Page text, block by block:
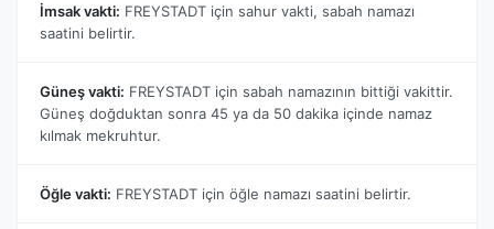
İmsak vakti: FREYSTADT için sahur vakti, sabah namazı
saatini belirtir.
Güneş vakti: FREYSTADT için sabah namazının bittiği vakittir.
Güneş doğduktan sonra 45 ya da 50 dakika içinde namaz
kılmak mekruhtur.
Öğle vakti: FREYSTADT için öğle namazı saatini belirtir.